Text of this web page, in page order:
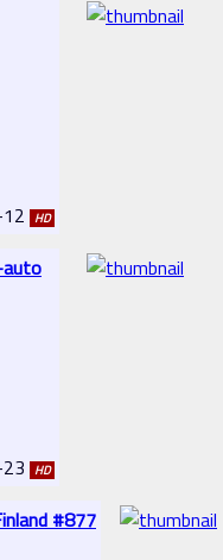
HD
auto
HD
#877